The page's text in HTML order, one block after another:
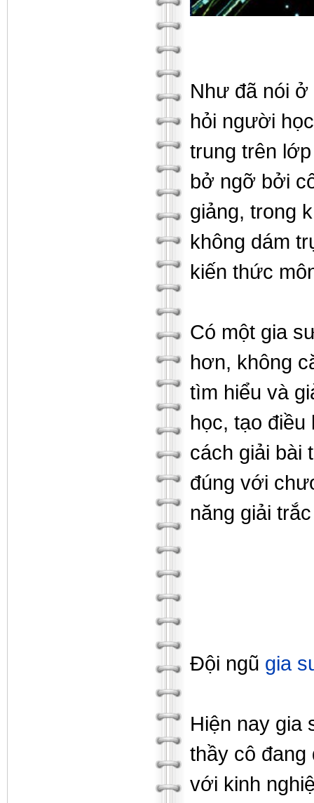
Như đã nói ở
hỏi người
trung trên
bở ngỡ bởi
giảng, trong
không dám
kiến thức
Có một gia
hơn, không
tìm hiểu và
học, tạo
cách giải bài
đúng với
năng giải
Đội ngũ gia
Hiện nay gia
thầy cô
với kinh